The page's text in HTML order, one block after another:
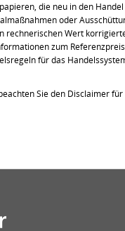
die neu in den
oder
rechnerischen Wert
zum
für das
Sie den Disclaimer